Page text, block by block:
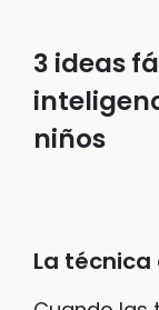
3 ideas
niños
La